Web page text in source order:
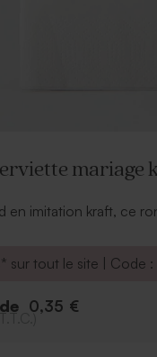
mariage
en imitation kraft, ce
:
des mariés
sur tout le site | Code :
0,35 €